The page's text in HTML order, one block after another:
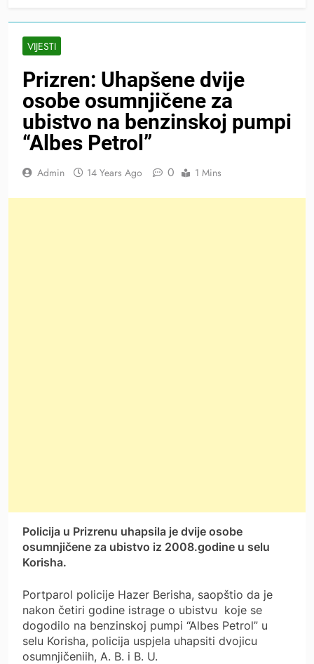
VIJESTI
Prizren: Uhapšene dvije
osobe osumnjičene za
ubistvo na benzinskoj pumpi
“Albes Petrol”
Admin 14 Years Ago 0 1 Mins
Policija u Prizrenu uhapsila je dvije osobe
osumnjičene za ubistvo iz 2008.godine u selu
Korisha.
Portparol policije Hazer Berisha, saopštio da je
nakon četiri godine istrage o ubistvu koje se
dogodilo na benzinskoj pumpi “Albes Petrol” u
selu Korisha, policija uspjela uhapsiti dvojicu
osumnjičeniih, A. B. i B. U.